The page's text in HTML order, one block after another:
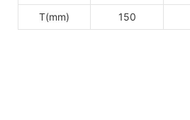
T(mm) 150